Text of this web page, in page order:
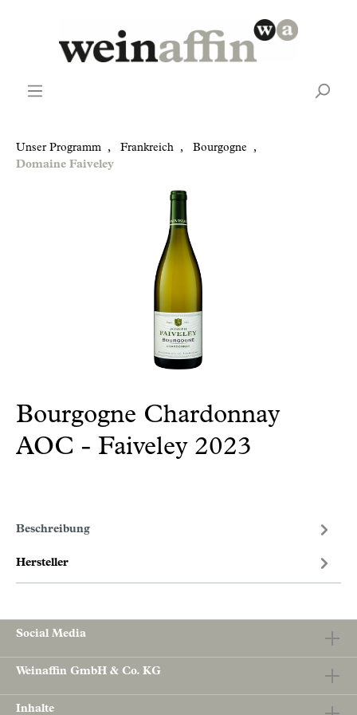
Unser Programm , Frankreich , Bourgogne
,
Domaine Faiveley
Bourgogne Chardonnay
AOC - Faiveley 2023
Beschreibung
Hersteller
Social Media
Weinaffin GmbH & Co. KG
Inhalte